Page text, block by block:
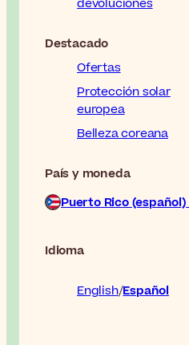
Destacado
Ofertas
Protección solar
europea
Belleza coreana
País y moneda
Puerto Rico (español)
Idioma
English Español